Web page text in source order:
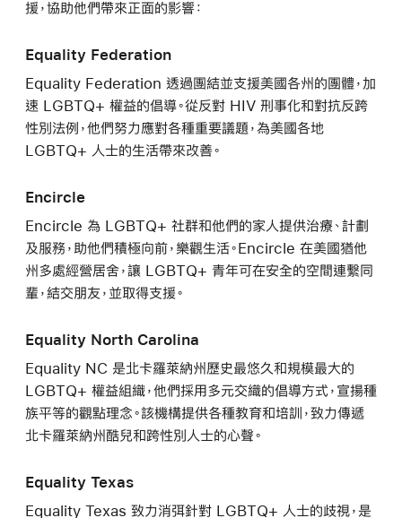
援，協助他們帶來正面的影響：
Equality Federation
Equality Federation 透過團結並支援美國各州的團體，加
速 LGBTQ+ 權益的倡導。從反對 HIV 刑事化和對抗反跨
性別法例，他們努力應對各種重要議題，為美國各地
LGBTQ+ 人士的生活帶來改善。
Encircle
Encircle 為 LGBTQ+ 社群和他們的家人提供治療、計劃
及服務，助他們積極向前，樂觀生活。Encircle 在美國猶他
州多處經營居舍，讓 LGBTQ+ 青年可在安全的空間連繫同
輩，結交朋友，並取得支援。
Equality North Carolina
Equality NC 是北卡羅萊納州歷史最悠久和規模最大的
LGBTQ+ 權益組織，他們採用多元交織的倡導方式，宣揚種
族平等的觀點理念。該機構提供各種教育和培訓，致力傳遞
北卡羅萊納州酷兒和跨性別人士的心聲。
Equality Texas
Equality Texas 致力消弭針對 LGBTQ+ 人士的歧視，是